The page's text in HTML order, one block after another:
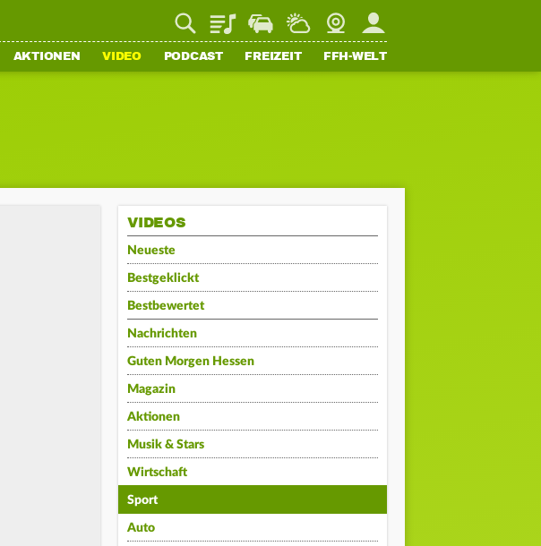
PlaylistStaupilotWetterWebcamMein FFH
AKTIONEN VIDEO PODCAST FREIZEIT FFH-WELT
VIDEOS
Neueste
Bestgeklickt
Bestbewertet
Nachrichten
Guten Morgen Hessen
Magazin
Aktionen
Musik & Stars
Wirtschaft
Sport
Auto